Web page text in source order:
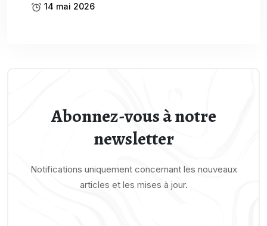
14 mai 2026
Abonnez-vous à notre
newsletter
Notifications uniquement concernant les nouveaux
articles et les mises à jour.